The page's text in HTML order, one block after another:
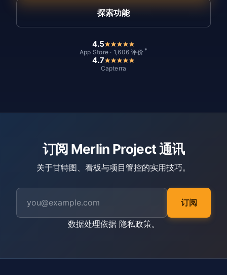
探索功能
4.5
App Store · 1,606 评价 *
4.7
Capterra
订阅 Merlin Project 通讯
关于甘特图、看板与项目管控的实用技巧。
订阅
数据处理依据 隐私政策。